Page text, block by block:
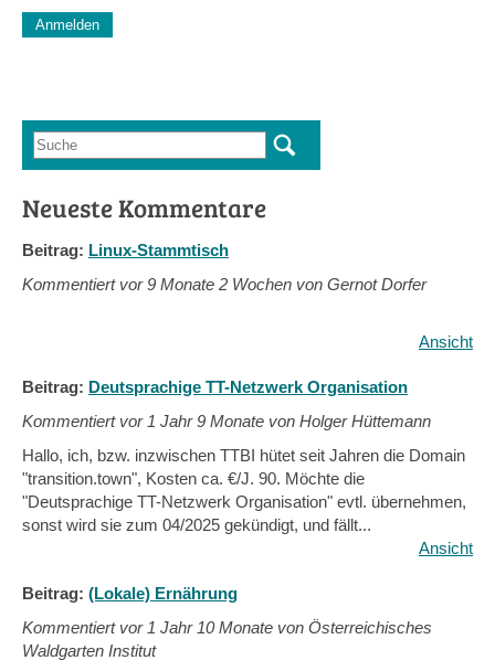
Diese Sicherheitsfrage überprüft, ob Sie ein menschlicher
Suchformular
Suche
Neueste Kommentare
Beitrag: Linux-Stammtisch
Kommentiert vor9 Monate 2 Wochen von Gernot Dorfer
Ansicht
Beitrag: Deutsprachige TT-Netzwerk Organisation
Kommentiert vor 1 Jahr 9 Monate von Holger Hüttemann
Hallo, ich, bzw. inzwischen TTBI hütet seit Jahren die Domain
"transition.town", Kosten ca. €/J. 90. Möchte die
"Deutsprachige TT-Netzwerk Organisation" evtl. übernehmen,
sonst wird sie zum 04/2025 gekündigt, und fällt...
Ansicht
Beitrag: (Lokale) Ernährung
Kommentiert vor 1 Jahr 10 Monate von Österreichisches
Waldgarten Institut